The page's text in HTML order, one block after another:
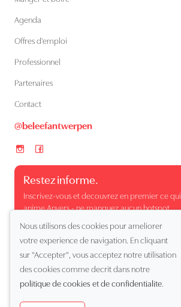
Agenda
Offres d'emploi
Professionnel
Partenaires
Contact
@beleefantwerpen
Restez informe.
Inscrivez-vous et decouvrez en premier ce qui
anime Anvers - ne manquez aucun hotspot,
evenement ou moment surprenant.
Nous utilisons des cookies pour ameliorer
votre experience de navigation. En cliquant
sur "Accepter", vous acceptez notre utilisation
des cookies comme decrit dans notre
politique de cookies et de confidentialite.